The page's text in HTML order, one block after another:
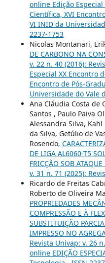
online Edição
Científica, XVI
VI INID da
2237-1753
Nicolas Montanari,
DE CARBONO NA
v. 22 n. 40 (2016):
Especial XX Encontro
Encontro de Pós-
Universidade do Vale
Ana Cláudia Costa de
Santos , Paulo Paiva
Alessandra Silva,
da Silva, Getúlio de
Rosendo,
DE LIGA AL6060-T5
FRICÇÃO SOB
v. 31 n. 71 (2025):
Ricardo de Freitas
Roberto de Oliveira
PROPRIEDADES
COMPRESSÃO E À
SUBSTITUIÇÃO
IMPRESSO NO
Revista Univap: v. 26
online EDIÇÃO